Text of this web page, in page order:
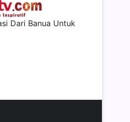
Dari Banua Untuk